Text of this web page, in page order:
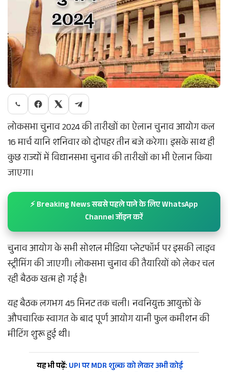
लोकसभा चुनाव 2024 की तारीखों का ऐलान चुनाव आयोग कल
16 मार्च यानि शनिवार को दोपहर तीन बजे करेगा। इसके साथ ही
कुछ राज्यों में विधानसभा चुनाव की तारीखों का भी ऐलान किया
जाएगा।
⚡ Breaking News सबसे पहले पाने के लिए WhatsApp
Channel जॉइन करें
चुनाव आयोग के सभी सोशल मीडिया प्लेटफॉर्म पर इसकी लाइव
स्ट्रीमिंग की जाएगी। लोकसभा चुनाव की तैयारियों को लेकर चल
रही बैठक खत्म हो गई है।
यह बैठक लगभग 45 मिनट तक चली। नवनियुक्त आयुक्तों के
औपचारिक स्वागत के बाद पूर्ण आयोग यानी फुल कमीशन की
मीटिंग शुरू हुई थी।
यह भी पढ़ें: UPI पर MDR शुल्क को लेकर अभी कोई